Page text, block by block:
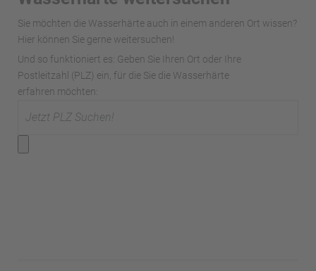
Sie möchten die Wasserhärte auch in einem anderen Ort wissen?
Hier können Sie gerne weitersuchen!
Und so funktioniert es: Geben Sie Ihren Ort oder Ihre
Postleitzahl (PLZ) ein, für die Sie die Wasserhärte
erfahren möchten: